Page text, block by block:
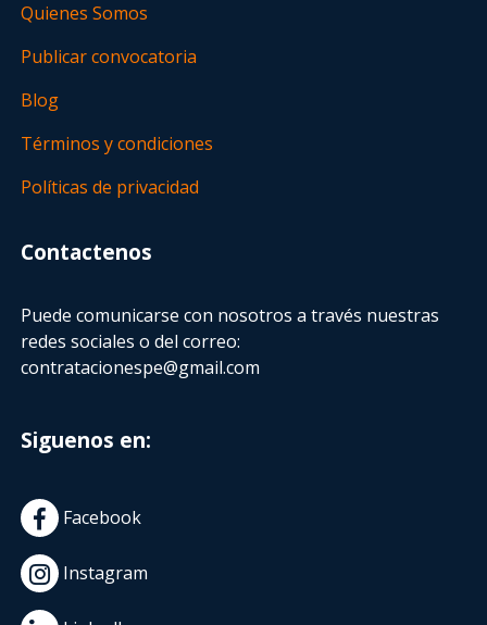
Quienes Somos
Publicar convocatoria
Blog
Términos y condiciones
Políticas de privacidad
Contactenos
Puede comunicarse con nosotros a través nuestras
redes sociales o del correo:
contratacionespe@gmail.com
Siguenos en:
Facebook
Instagram